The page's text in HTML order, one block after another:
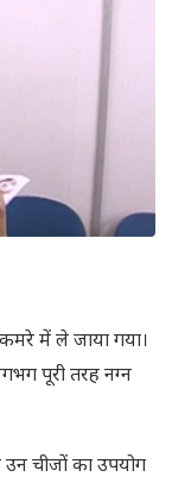
में ले जाया गया।
पूरी तरह नग्न
चीजों का उपयोग